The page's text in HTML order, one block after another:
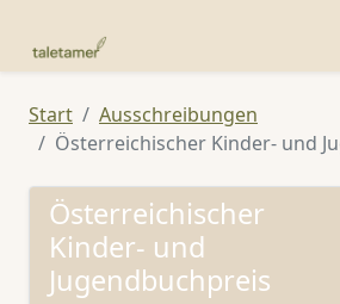
Start
Ausschreibungen
Österreichischer Kinder- und
Österreichischer
Kinder- und
Jugendbuchpreis